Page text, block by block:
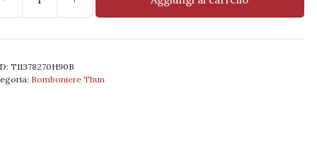
T11378270H90B
Bomboniere Thun